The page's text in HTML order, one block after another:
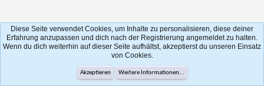
Diese Seite verwendet Cookies, um Inhalte zu personalisieren, diese deiner
Erfahrung anzupassen und dich nach der Registrierung angemeldet zu halten.
Wenn du dich weiterhin auf dieser Seite aufhältst, akzeptierst du unseren Einsatz
von Cookies.
Akzeptieren Weitere Informationen...